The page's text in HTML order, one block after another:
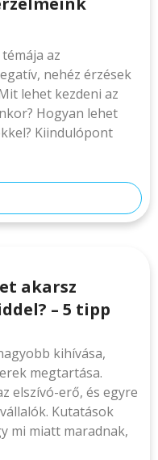
az
nehéz érzések
lehet kezdeni az
Hogyan lehet
Kiindulópont
akarsz
– 5 tipp
kihívása,
megtartása.
elszívó-erő, és egyre
Kutatások
mi miatt maradnak,